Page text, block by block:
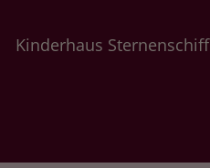
Kinderhaus Sternenschiff